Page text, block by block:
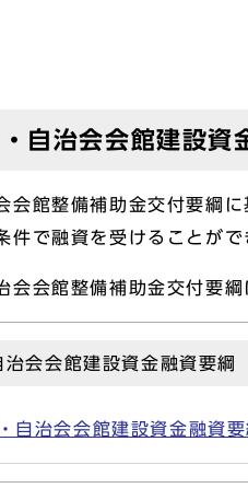
自治会会館建設資
会館整備補助金交付要綱
件で融資を受けることがで
会館整備補助金交付要綱
会会館建設資金融資要綱
自治会会館建設資金融